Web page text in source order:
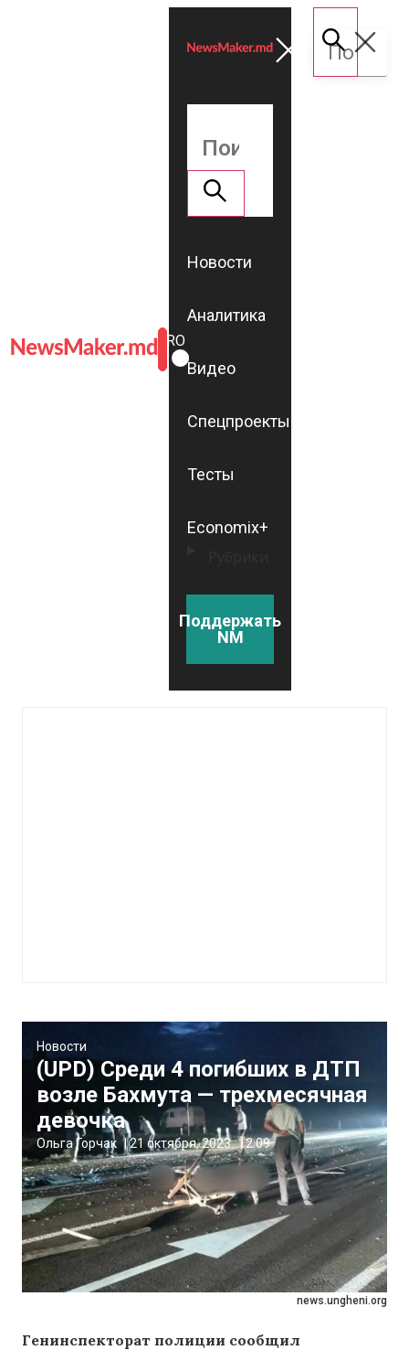
ROMÂNĂ
RU
Новости
Аналитика
Видео
Спецпроекты
Тесты
Economix+
Поддержать
NM
news.ungheni.org
Новости
(UPD) Среди 4 погибших в ДТП
возле Бахмута — трехмесячная
девочка
Ольга Горчак |21 октября, 2023 12:09
Генинспекторат полиции сообщил